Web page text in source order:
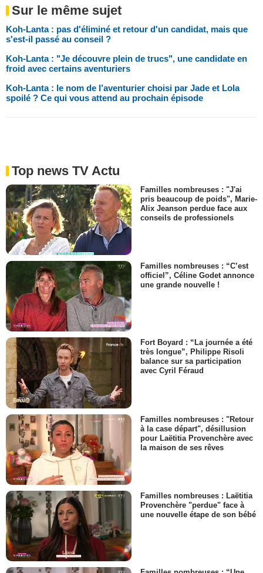
Sur le même sujet
Koh-Lanta : pas d'éliminé et retour d'un candidat, mais que
s'est-il passé au conseil ?
Koh-Lanta : "Je découvre plein de trucs", une candidate en
froid avec certains aventuriers
Koh-Lanta : le nom de l’aventurier choisi par Jade et Lola
spoilé ? Ce qui vous attend au prochain épisode
Top news TV Actu
Familles nombreuses : "J'ai
pris beaucoup de poids", Marie-
Alix Jeanson perdue face aux
conseils de professionels
Familles nombreuses : “C’est
officiel”, Céline Godet annonce
une grande nouvelle !
Fort Boyard : “La journée a été
très longue”, Philippe Risoli
balance sur sa participation
avec Cyril Féraud
Familles nombreuses : "Retour
à la case départ", désillusion
pour Laëtitia Provenchère avec
la maison de ses rêves
Familles nombreuses : Laëtitia
Provenchère "perdue" face à
une nouvelle étape de son bébé